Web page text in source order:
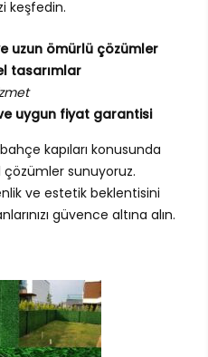
keşfedin.
uzun ömürlü çözümler
tasarımlar
uygun fiyat garantisi
kapıları konusunda
sunuyoruz.
ve estetik beklentisini
güvence altına alın.